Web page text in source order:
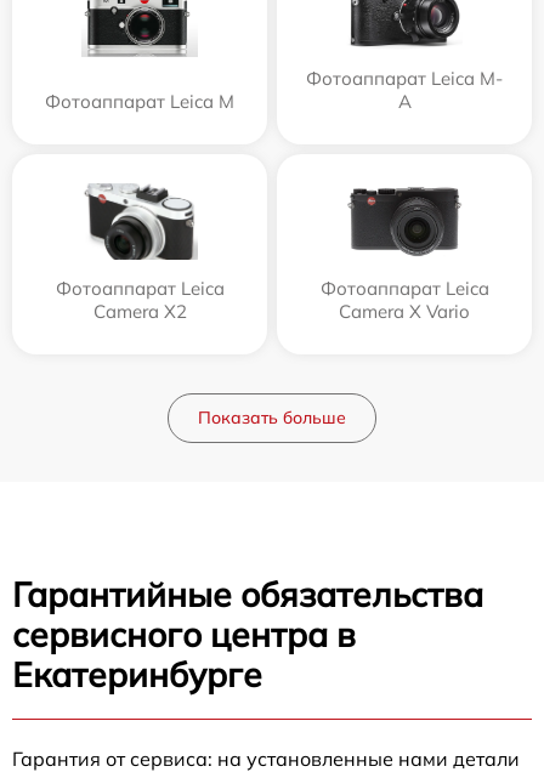
Фотоаппарат Leica M
Фотоаппарат Leica M-
A
Фотоаппарат Leica
Camera X2
Фотоаппарат Leica
Camera X Vario
Показать больше
Гарантийные обязательства
сервисного центра в
Екатеринбурге
Гарантия от сервиса: на установленные нами детали